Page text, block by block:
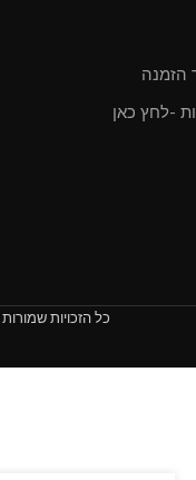
הזמנה
-לחץ כאן
כל הזכויות שמורות